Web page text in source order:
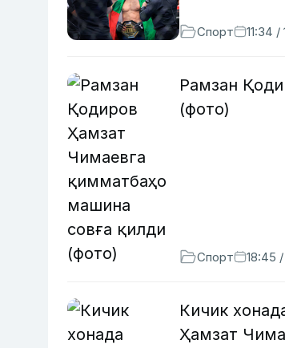
Спорт 11:34 /
Рамзан
(фото)
Спорт 18:45
Кичик
Ҳамзат